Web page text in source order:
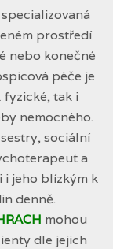
prostředí
nebo konečné
péče je
tak i
nemocného.
sociální
a
i jeho blízkým k
denně.
mohou
dle jejich